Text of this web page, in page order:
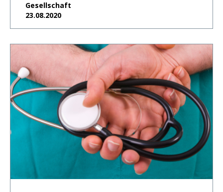
Gesellschaft
23.08.2020